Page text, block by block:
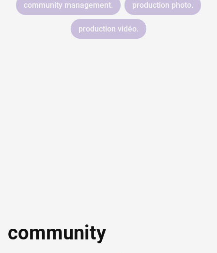
community
community management. production photo.
production vidéo.